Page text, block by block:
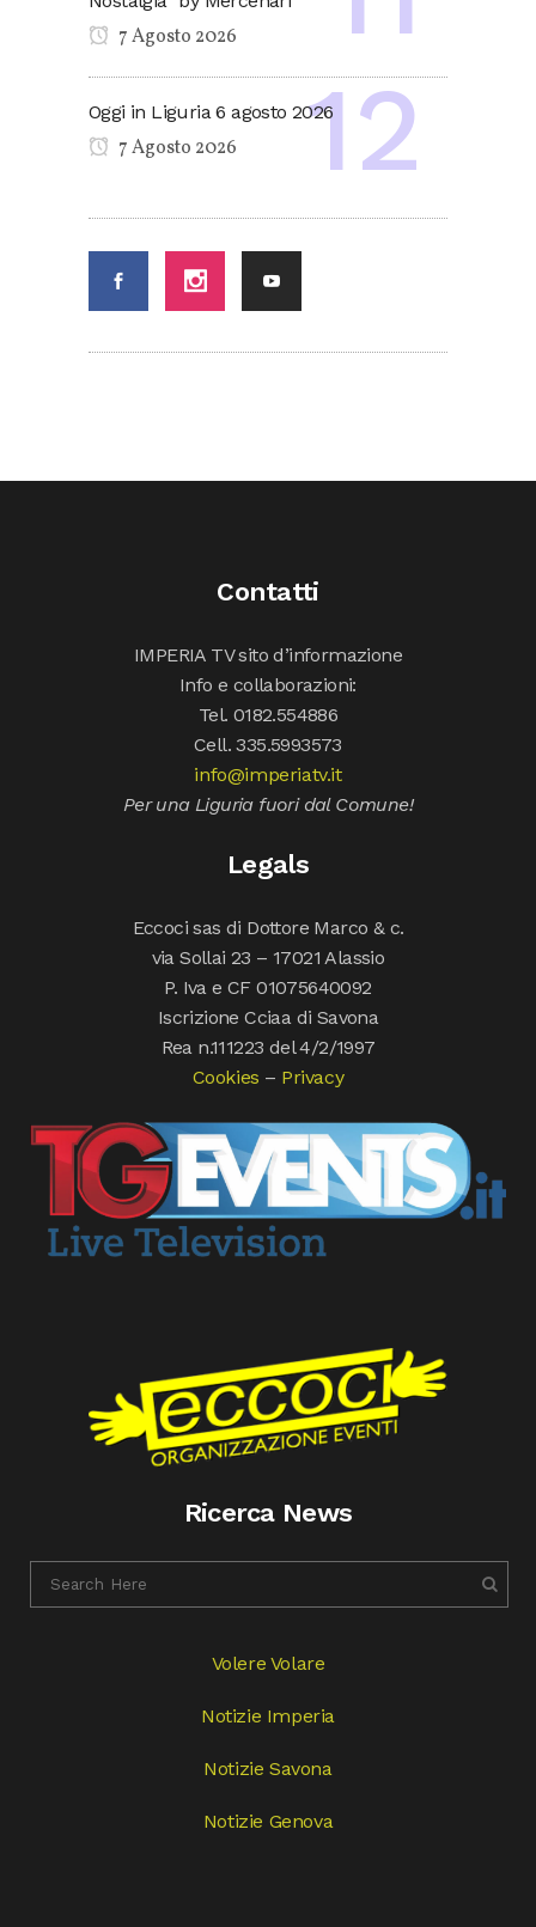
7 Agosto 2026
Oggi in Liguria 6 agosto 2026
7 Agosto 2026
Contatti
IMPERIA TV sito d’informazione
Info e collaborazioni:
Tel. 0182.554886
Cell. 335.5993573
info@imperiatv.it
Per una Liguria fuori dal Comune!
Legals
Eccoci sas di Dottore Marco & c.
via Sollai 23 – 17021 Alassio
P. Iva e CF 01075640092
Iscrizione Cciaa di Savona
Rea n.111223 del 4/2/1997
Cookies – Privacy
Ricerca News
Volere Volare
Notizie Imperia
Notizie Savona
Notizie Genova